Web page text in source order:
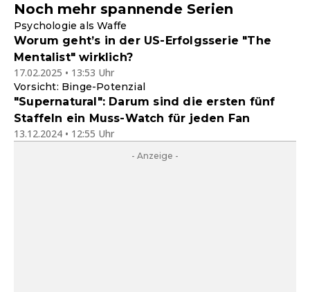
Noch mehr spannende Serien
Psychologie als Waffe
Worum geht’s in der US-Erfolgsserie "The
Mentalist" wirklich?
17.02.2025 • 13:53 Uhr
Vorsicht: Binge-Potenzial
"Supernatural": Darum sind die ersten fünf
Staffeln ein Muss-Watch für jeden Fan
13.12.2024 • 12:55 Uhr
- Anzeige -